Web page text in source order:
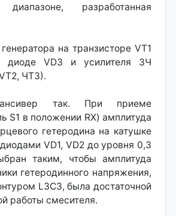
диапазоне, разработанная
на транзисторе VT1
диоде VD3 и усилителя ЗЧ
ЧТЗ).
так. При приеме
S1 в положении RX) амплитуда
гетеродина на катушке
VD1, VD2 до уровня 0,3
таким, чтобы амплитуда
гетеродинного напряжения,
L3C3, была достаточной
работы смесителя.